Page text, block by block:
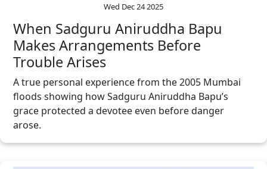
Wed Dec 24 2025
When Sadguru Aniruddha Bapu
Makes Arrangements Before
Trouble Arises
A true personal experience from the 2005 Mumbai
floods showing how Sadguru Aniruddha Bapu’s
grace protected a devotee even before danger
arose.